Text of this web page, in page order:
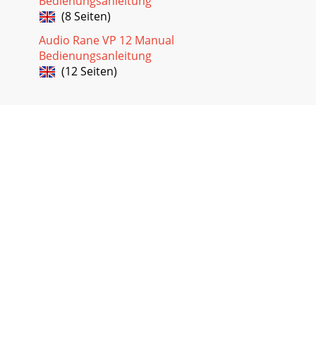
(8 Seiten)
Audio Rane VP 12 Manual
Bedienungsanleitung
(12 Seiten)